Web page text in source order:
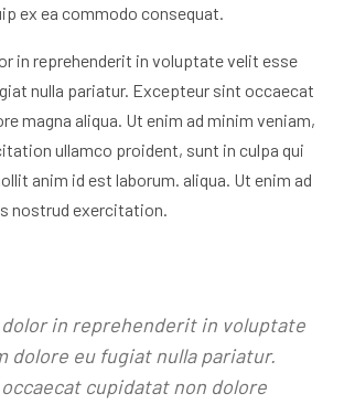
ex ea commodo consequat.
in reprehenderit in voluptate velit esse
nulla pariatur. Excepteur sint occaecat
magna aliqua. Ut enim ad minim veniam,
ullamco proident, sunt in culpa qui
anim id est laborum. aliqua. Ut enim ad
nostrud exercitation.
in reprehenderit in voluptate
dolore eu fugiat nulla pariatur.
cupidatat non dolore